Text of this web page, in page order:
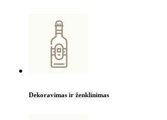
Dekoravimas ir ženklinimas